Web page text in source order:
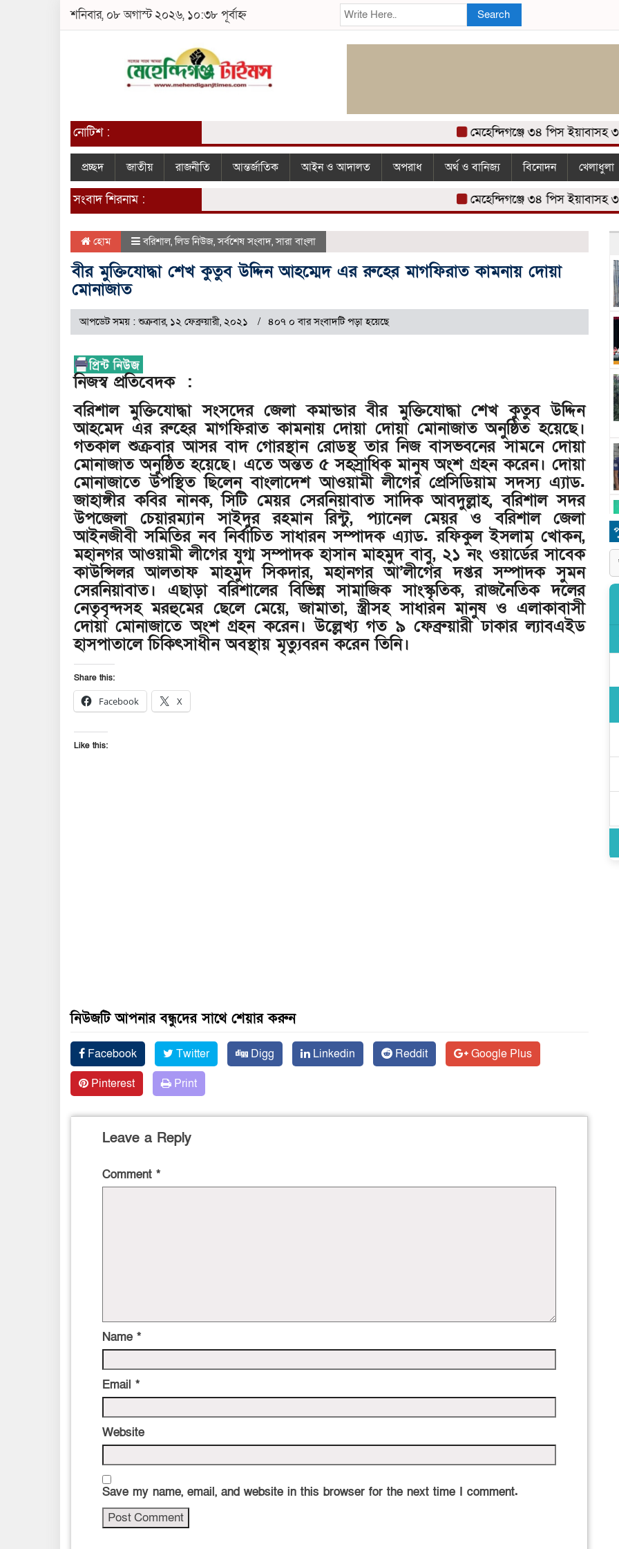
শনিবার, ০৮ অগাস্ট ২০২৬, ১০:৩৮ পূর্বাহ্ন Search
নোটিশ : মেহেন্দিগঞ্জে ৩৪ পিস ইয়াবাসহ ৩
প্রচ্ছদ জাতীয় রাজনীতি আন্তর্জাতিক আইন ও আদালত অপরাধ অর্থ ও বানিজ্য বিনোদন খেলাধুলা
সংবাদ শিরনাম : মেহেন্দিগঞ্জে ৩৪ পিস ইয়াবাসহ ৩
হোম বরিশাল,লিড নিউজ,সর্বশেষ সংবাদ,সারা বাংলা
বীর মুক্তিযোদ্ধা শেখ কুতুব উদ্দিন আহম্মেদ এর রুহের মাগফিরাত কামনায় দোয়া
মোনাজাত
আপডেট সময় : শুক্রবার, ১২ ফেব্রুয়ারী, ২০২১ ৪০৭ ০ বার সংবাদটি পড়া হয়েছে
নিজস্ব প্রতিবেদক :
বরিশাল মুক্তিযোদ্ধা সংসদের জেলা কমান্ডার বীর মুক্তিযোদ্ধা শেখ কুতুব উদ্দিন
আহমেদ এর রুহের মাগফিরাত কামনায় দোয়া দোয়া মোনাজাত অনুষ্ঠিত হয়েছে।
গতকাল শুক্রবার আসর বাদ গোরস্থান রোডস্থ তার নিজ বাসভবনের সামনে দোয়া
মোনাজাত অনুষ্ঠিত হয়েছে। এতে অন্তত ৫ সহস্রাধিক মানুষ অংশ গ্রহন করেন। দোয়া
মোনাজাতে উপস্থিত ছিলেন বাংলাদেশ আওয়ামী লীগের প্রেসিডিয়াম সদস্য এ্যাড.
জাহাঙ্গীর কবির নানক, সিটি মেয়র সেরনিয়াবাত সাদিক আবদুল্লাহ, বরিশাল সদর
উপজেলা চেয়ারম্যান সাইদুর রহমান রিন্টু, প্যানেল মেয়র ও বরিশাল জেলা
আইনজীবী সমিতির নব নির্বাচিত সাধারন সম্পাদক এ্যাড. রফিকুল ইসলাম খোকন,
মহানগর আওয়ামী লীগের যুগ্ম সম্পাদক হাসান মাহমুদ বাবু, ২১ নং ওয়ার্ডের সাবেক
কাউন্সিলর আলতাফ মাহমুদ সিকদার, মহানগর আ’লীগের দপ্তর সম্পাদক সুমন
সেরনিয়াবাত। এছাড়া বরিশালের বিভিন্ন সামাজিক সাংস্কৃতিক, রাজনৈতিক দলের
নেতৃবৃন্দসহ মরহুমের ছেলে মেয়ে, জামাতা, স্ত্রীসহ সাধারন মানুষ ও এলাকাবাসী
দোয়া মোনাজাতে অংশ গ্রহন করেন। উল্লেখ্য গত ৯ ফেব্রুয়ারী ঢাকার ল্যাবএইড
হাসপাতালে চিকিৎসাধীন অবস্থায় মৃত্যুবরন করেন তিনি।
Share this:
Facebook X
Like this:
নিউজটি আপনার বন্ধুদের সাথে শেয়ার করুন
Facebook Twitter Digg Linkedin Reddit
Google Plus
Pinterest
Print
Leave a Reply
Comment *
Name *
Email *
Website
Save my name, email, and website in this browser for the next time I comment.